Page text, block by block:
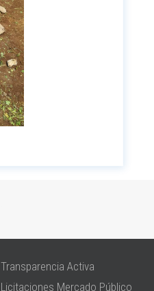
Transparencia Activa
Licitaciones Mercado Público